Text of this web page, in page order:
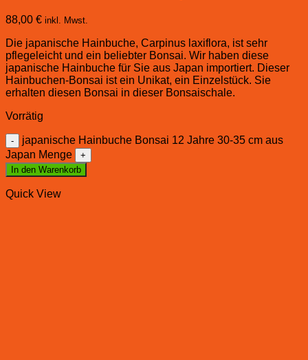
88,00 € inkl. Mwst.
Die japanische Hainbuche, Carpinus laxiflora, ist sehr
pflegeleicht und ein beliebter Bonsai. Wir haben diese
japanische Hainbuche für Sie aus Japan importiert. Dieser
Hainbuchen-Bonsai ist ein Unikat, ein Einzelstück. Sie
erhalten diesen Bonsai in dieser Bonsaischale.
Vorrätig
japanische Hainbuche Bonsai 12 Jahre 30-35 cm aus
Japan Menge
In den Warenkorb
Quick View